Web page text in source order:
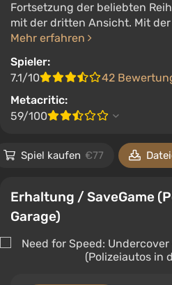
Fortsetzung der beliebten
mit der dritten Ansicht. Mit
Mehr erfahren
Spieler:
7.1/10
42
Metacritic:
59/100
Spiel kaufen €77
Erhaltung / SaveGame
Garage)